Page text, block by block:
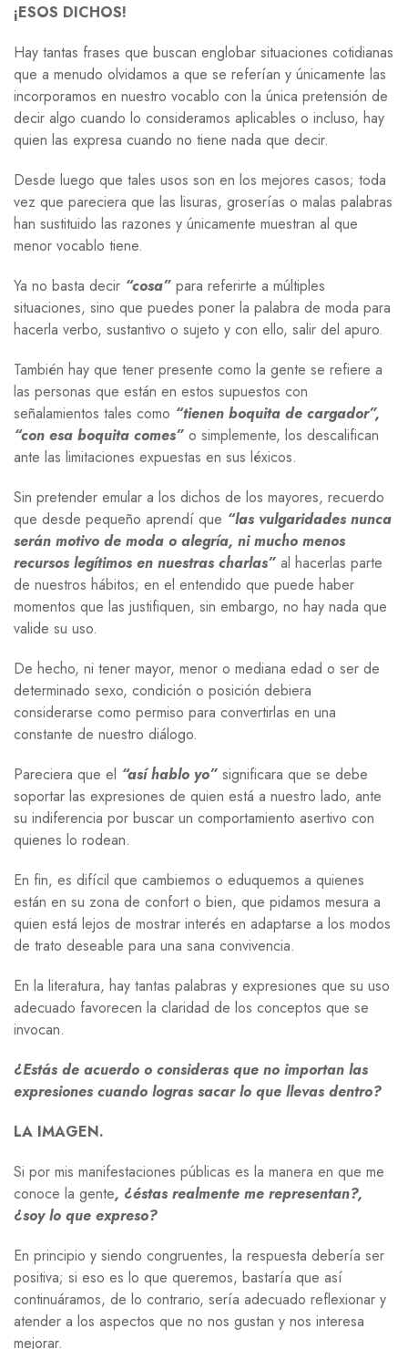
¡ESOS DICHOS!
Hay tantas frases que buscan englobar situaciones cotidianas
que a menudo olvidamos a que se referían y únicamente las
incorporamos en nuestro vocablo con la única pretensión de
decir algo cuando lo consideramos aplicables o incluso, hay
quien las expresa cuando no tiene nada que decir.
Desde luego que tales usos son en los mejores casos; toda
vez que pareciera que las lisuras, groserías o malas palabras
han sustituido las razones y únicamente muestran al que
menor vocablo tiene.
Ya no basta decir “cosa” para referirte a múltiples
situaciones, sino que puedes poner la palabra de moda para
hacerla verbo, sustantivo o sujeto y con ello, salir del apuro.
También hay que tener presente como la gente se refiere a
las personas que están en estos supuestos con
señalamientos tales como “tienen boquita de cargador”,
“con esa boquita comes” o simplemente, los descalifican
ante las limitaciones expuestas en sus léxicos.
Sin pretender emular a los dichos de los mayores, recuerdo
que desde pequeño aprendí que “las vulgaridades nunca
serán motivo de moda o alegría, ni mucho menos
recursos legítimos en nuestras charlas” al hacerlas parte
de nuestros hábitos; en el entendido que puede haber
momentos que las justifiquen, sin embargo, no hay nada que
valide su uso.
De hecho, ni tener mayor, menor o mediana edad o ser de
determinado sexo, condición o posición debiera
considerarse como permiso para convertirlas en una
constante de nuestro diálogo.
Pareciera que el “así hablo yo” significara que se debe
soportar las expresiones de quien está a nuestro lado, ante
su indiferencia por buscar un comportamiento asertivo con
quienes lo rodean.
En fin, es difícil que cambiemos o eduquemos a quienes
están en su zona de confort o bien, que pidamos mesura a
quien está lejos de mostrar interés en adaptarse a los modos
de trato deseable para una sana convivencia.
En la literatura, hay tantas palabras y expresiones que su uso
adecuado favorecen la claridad de los conceptos que se
invocan.
¿Estás de acuerdo o consideras que no importan las
expresiones cuando logras sacar lo que llevas dentro?
LA IMAGEN.
Si por mis manifestaciones públicas es la manera en que me
conoce la gente, ¿éstas realmente me representan?,
¿soy lo que expreso?
En principio y siendo congruentes, la respuesta debería ser
positiva; si eso es lo que queremos, bastaría que así
continuáramos, de lo contrario, sería adecuado reflexionar y
atender a los aspectos que no nos gustan y nos interesa
mejorar.